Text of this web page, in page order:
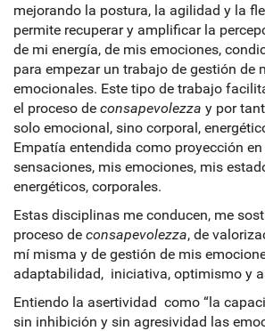
mejorando la postura, la agilidad y la
permite recuperar y amplificar la
de mi energía, de mis emociones,
para empezar un trabajo de gestión de
emocionales. Este tipo de trabajo
el proceso de consapevolezza y por
solo emocional, sino corporal,
Empatía entendida como proyección
sensaciones, mis emociones, mis
energéticos, corporales.
Estas disciplinas me conducen, me
proceso de consapevolezza, de
mí misma y de gestión de mis
adaptabilidad, iniciativa, optimismo y
Entiendo la asertividad como “la
sin inhibición y sin agresividad las